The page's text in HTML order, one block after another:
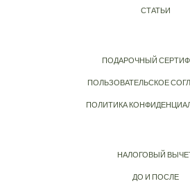
СТАТЬИ
ПОДАРОЧНЫЙ
ПОЛЬЗОВАТЕЛЬСКОЕ
ПОЛИТИКА
НАЛОГОВЫЙ
ДО И ПОСЛЕ